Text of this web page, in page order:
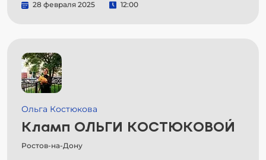
28 февраля 2025 12:00
Ольга Костюкова
Кламп ОЛЬГИ КОСТЮКОВОЙ
Ростов-на-Дону